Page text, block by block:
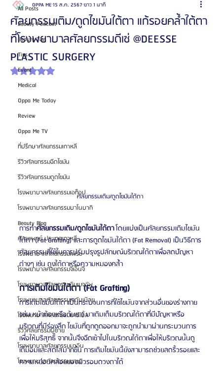
All Posts
Beauty Podcast
Beauty Tips
Tips
Event
Medical
Oppa Me Today
Review
Oppa Me TV
ที่ปรึกษาศัลยกรรมเกาหลี
รีวิวศัลยกรรมฉีดไขมัน
รีวิวศัลยกรรมดูดไขมัน
โรงพยาบาลศัลยกรรมเอท็อป
โรงพยาบาลศัลยกรรมบาโนบากิ
Beauty Blog
ศัลยแพทย์ ประเทศเกาหลี
โรงพยาบาลศัลยกรรมเฟรช
โรงพยาบาลศัลยกรรมจีเอ็นจี
โรงพยาบาลศัลยกรรมอิมเมจอัพ
โรงพยาบาลศัลยกรรมเจดับเบิลยู
โรงพยาบาลศัลยกรรมมาร์เบิ้ล
รีวิวศัลยกรรมผู้ชาย
โรงพยาบาลศัลยกรรมมาอิน
โรงพยาบาลศัลยกรรมนานะ
ศัลยกรรมเติม/ดูดไขมันใต้ตา แก้รอยคล้ำใต้ตา
ที่โรงพยาบาลศัลยกรรมดีเซ่ @DEESSE
PLASTIC SURGERY
OPPA ME15 ส.ค. 2567 ยาว 1 นาที
ได้รับ NaN เต็ม 5 ดาว
ศัลยกรรมเติม/ดูดไขมันใต้ตา
การทำศัลยกรรมเติม/ดูดไขมันใต้ตา โดยแบ่งเป็นศัลยกรรมเติมไขมัน
ใต้ตา (Fat Grafting) และการดูดไขมันใต้ตา (Fat Removal) เป็นวิธีการ
ศัลยกรรมที่ใช้ในการปรับปรุงรูปลักษณ์บริเวณใต้ตาเพื่อลดปัญหา
ต่างๆ เช่น ถุงใต้ตาหรือความหมองคล้ำ
การเติมไขมันใต้ตา (Fat Grafting)
การเติมไขมันใต้ตาเป็นกระบวนการที่ใช้ไขมันจากส่วนอื่นของร่างกาย
(เช่น หน้าท้องหรือต้นขา) มาเติมเต็มบริเวณใต้ตาที่มีปัญหาหรือ
บริเวณที่มีร่องลึก ไขมันที่ถูกดูดออกมาจะถูกนำมาผ่านกระบวนการ
เพื่อให้บริสุทธิ์ จากนั้นจึงฉีดเข้าไปในบริเวณใต้ตาเพื่อให้บริเวณนั้นดู
เต็มอิ่มและสดใสมากขึ้น การเติมไขมันนี้ยังสามารถช่วยลดริ้วรอยและ
ความหย่อนคล้อยของผิวรอบดวงตาได้